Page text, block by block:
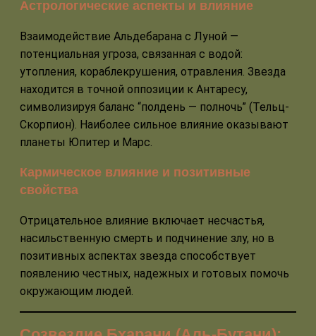
Астрологические аспекты и влияние
Взаимодействие Альдебарана с Луной —
потенциальная угроза, связанная с водой:
утопления, кораблекрушения, отравления. Звезда
находится в точной оппозиции к Антаресу,
символизируя баланс “полдень — полночь” (Тельц-
Скорпион). Наиболее сильное влияние оказывают
планеты Юпитер и Марс.
Кармическое влияние и позитивные
свойства
Отрицательное влияние включает несчастья,
насильственную смерть и подчинение злу, но в
позитивных аспектах звезда способствует
появлению честных, надежных и готовых помочь
окружающим людей.